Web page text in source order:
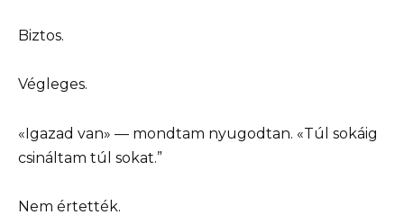
Biztos.
Végleges.
«Igazad van» — mondtam nyugodtan. «Túl sokáig
csináltam túl sokat.”
Nem értették.